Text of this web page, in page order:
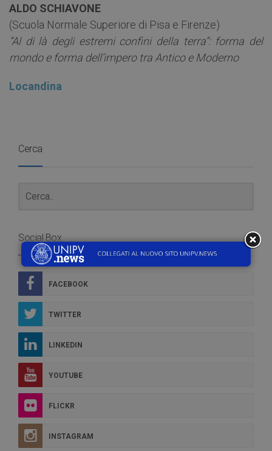
ALDO SCHIAVONE
(Scuola Normale Superiore di Pisa e Firenze)
“Al di là degli estremi confini della terra”: forma del
mondo e forma dell’impero tra Antico e Moderno
Locandina
Cerca
Social Box
FACEBOOK
TWITTER
LINKEDIN
YOUTUBE
FLICKR
INSTAGRAM